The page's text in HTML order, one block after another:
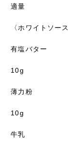
適量
〈ホワイトソース
有塩バター
10g
薄力粉
10g
牛乳